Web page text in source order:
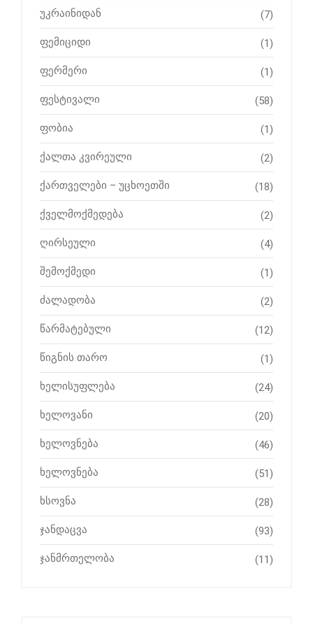
უკრაინიდან (7)
ფემიციდი (1)
ფერმერი (1)
ფესტივალი (58)
ფობია (1)
ქალთა კვირეული (2)
ქართველები – უცხოეთში (18)
ქველმოქმედება (2)
ღირსეული (4)
შემოქმედი (1)
ძალადობა (2)
წარმატებული (12)
წიგნის თარო (1)
ხელისუფლება (24)
ხელოვანი (20)
ხელოვნება (46)
ხელოვნება (51)
ხსოვნა (28)
ჯანდაცვა (93)
ჯანმრთელობა (11)